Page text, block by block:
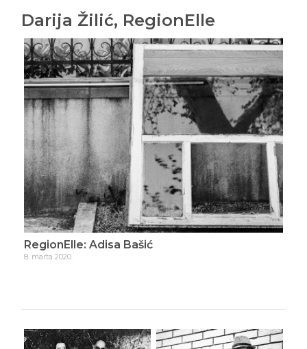
Darija Žilić, RegionElle
RegionElle: Adisa Bašić
8. marta 2020.